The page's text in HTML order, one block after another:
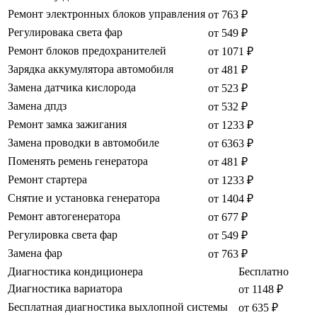
Ремонт электронных блоков управления от 763 ₽
Регулировака света фар
от 549 ₽
Ремонт блоков предохранителей
от 1071 ₽
Зарядка аккумулятора автомобиля
от 481 ₽
Замена датчика кислорода
от 523 ₽
Замена дпдз
от 532 ₽
Ремонт замка зажигания
от 1233 ₽
Замена проводки в автомобиле
от 6363 ₽
Поменять ремень генератора
от 481 ₽
Ремонт стартера
от 1233 ₽
Снятие и установка генератора
от 1404 ₽
Ремонт автогенератора
от 677 ₽
Регулировка света фар
от 549 ₽
Замена фар
от 763 ₽
Диагностика кондиционера
Бесплатно
Диагностика вариатора
от 1148 ₽
Бесплатная диагностика выхлопной системы
от 635 ₽